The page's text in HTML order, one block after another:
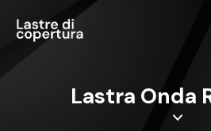
Lastra Onda